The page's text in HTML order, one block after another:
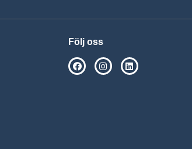
Följ oss
SPSM på Facebook
SPSM på Instagram